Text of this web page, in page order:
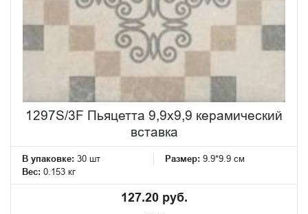
1297S/3F Пьяцетта 9,9x9,9 керамический
вставка
В упаковке: 30 шт Размер: 9.9*9.9 см
Вес: 0.153 кг
127.20 руб.